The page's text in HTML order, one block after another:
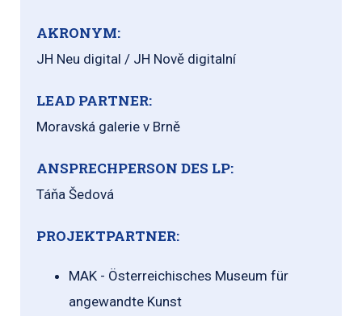
AKRONYM:
JH Neu digital / JH Nově digitalní
LEAD PARTNER:
Moravská galerie v Brně
ANSPRECHPERSON DES LP:
Táňa Šedová
PROJEKTPARTNER:
MAK - Österreichisches Museum für
angewandte Kunst